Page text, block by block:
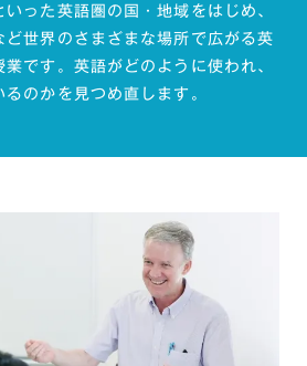
った英語圏の国・地域をはじめ、
ど世界のさまざまな場所で広がる英
です。英語がどのように使われ、
のかを見つめ直します。